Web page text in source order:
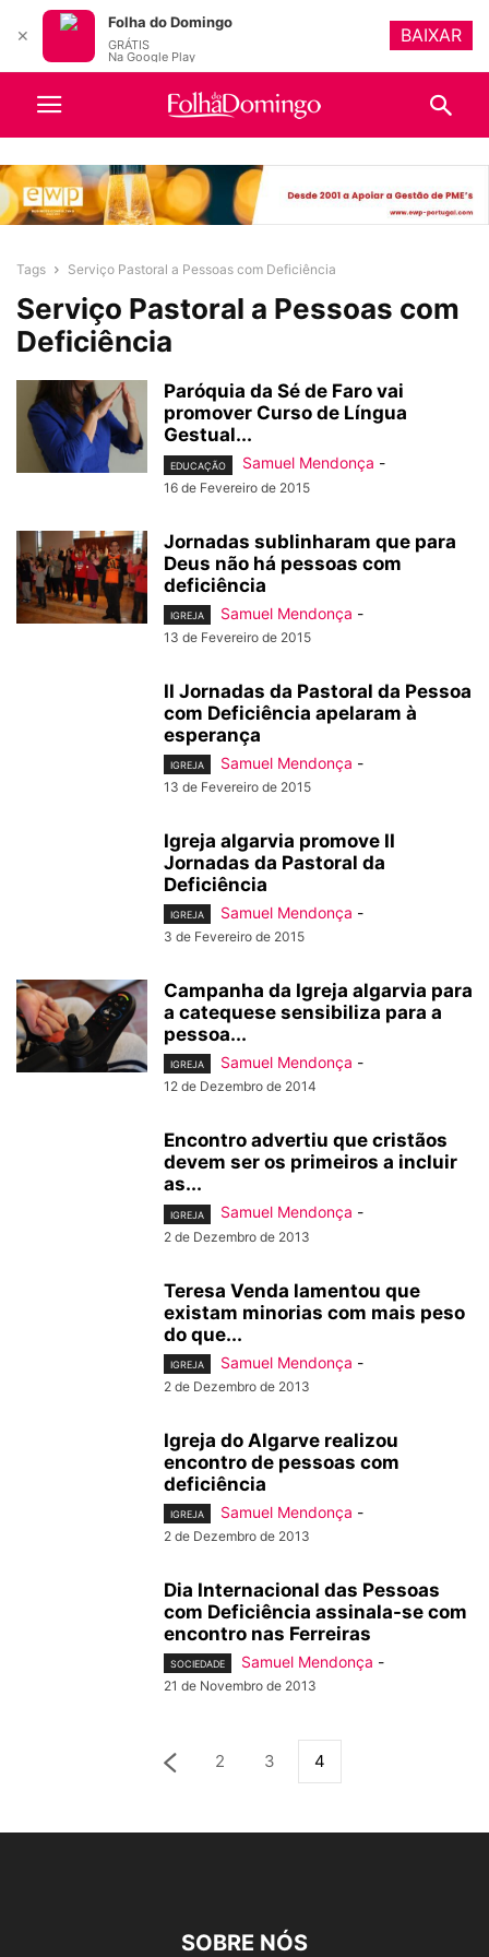
Tags Serviço Pastoral a Pessoas com Deficiência
Serviço Pastoral a Pessoas com
Deficiência
Paróquia da Sé de Faro vai
promover Curso de Língua
Gestual...
EDUCAÇÃO Samuel Mendonça -
16 de Fevereiro de 2015
Jornadas sublinharam que para
Deus não há pessoas com
deficiência
IGREJA Samuel Mendonça -
13 de Fevereiro de 2015
II Jornadas da Pastoral da Pessoa
com Deficiência apelaram à
esperança
IGREJA Samuel Mendonça -
13 de Fevereiro de 2015
Igreja algarvia promove II
Jornadas da Pastoral da
Deficiência
IGREJA Samuel Mendonça -
3 de Fevereiro de 2015
Campanha da Igreja algarvia para
a catequese sensibiliza para a
pessoa...
IGREJA Samuel Mendonça -
12 de Dezembro de 2014
Encontro advertiu que cristãos
devem ser os primeiros a incluir
as...
IGREJA Samuel Mendonça -
2 de Dezembro de 2013
Teresa Venda lamentou que
existam minorias com mais peso
do que...
IGREJA Samuel Mendonça -
2 de Dezembro de 2013
Igreja do Algarve realizou
encontro de pessoas com
deficiência
IGREJA Samuel Mendonça -
2 de Dezembro de 2013
Dia Internacional das Pessoas
com Deficiência assinala-se com
encontro nas Ferreiras
SOCIEDADE Samuel Mendonça -
21 de Novembro de 2013
2 3 4
SOBRE NÓS
✕
Folha do Domingo
GRÁTIS
Na Google Play
BAIXAR